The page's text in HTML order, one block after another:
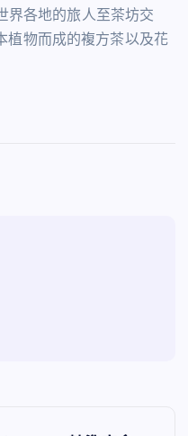
界各地的旅人至茶坊交
植物而成的複方茶以及花